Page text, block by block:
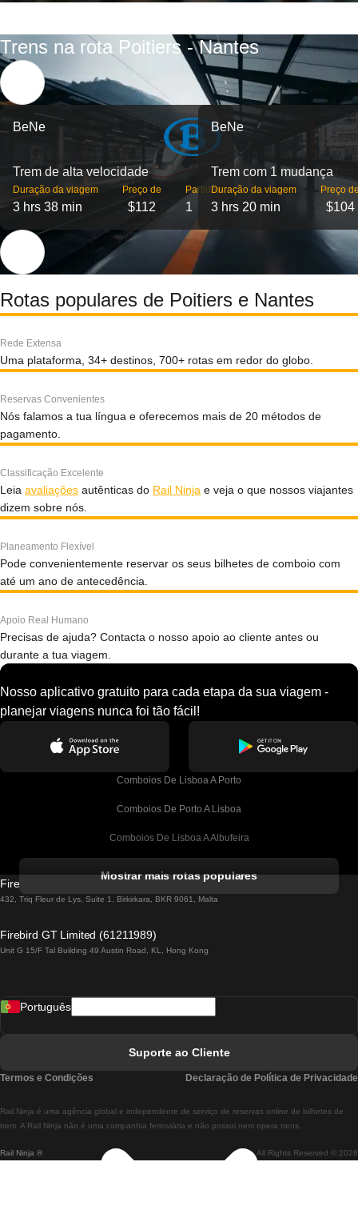
Trens na rota Poitiers - Nantes
BeNe
Trem de alta velocidade
Duração da viagem
3 hrs 38 min
Preço de
$112
Partidas
1
BeNe
Trem com 1 mudança
Duração da viagem
3 hrs 20 min
Preço
$104
Rotas populares de Poitiers e Nantes
Rede Extensa
Uma plataforma, 34+ destinos, 700+ rotas em redor do globo.
Reservas Convenientes
Nós falamos a tua língua e oferecemos mais de 20 métodos de
pagamento.
Classificação Excelente
Leia avaliações autênticas do Rail Ninja e veja o que nossos viajantes
dizem sobre nós.
Planeamento Flexível
Pode convenientemente reservar os seus bilhetes de comboio com
até um ano de antecedência.
Apoio Real Humano
Precisas de ajuda? Contacta o nosso apoio ao cliente antes ou
durante a tua viagem.
Nosso aplicativo gratuito para cada etapa da sua viagem -
planejar viagens nunca foi tão fácil!
Comboios De Lisboa A Porto
Comboios De Porto A Lisboa
Comboios De Lisboa A Albufeira
Comboios De Lisboa A Lagos
Comboios De Lisboa A Madrid
Comboios De Lisboa A Braga
Comboios De Braga A Lisboa
Mostrar mais rotas populares
Firebird GT Limited (OC 1451)
432, Triq Fleur de Lys, Suite 1, Birkirkara, BKR 9061, Malta
Firebird GT Limited (61211989)
Unit G 15/F Tal Building 49 Austin Road, KL, Hong Kong
Rail Ninja ® All Rights Reserved © 2026
Rail.Ninja é uma agência global e independente de serviço de reservas online de bilhetes de
trem. A Rail Ninja não é uma companhia ferroviária e não possui nem opera trens.
Português
Suporte ao Cliente
Termos e Condições Declaração de Política de Privacidade